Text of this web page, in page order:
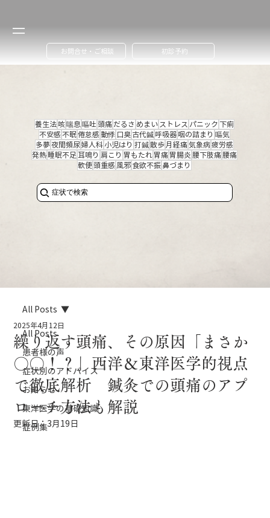
お問合せ・ご相談 初診予約
養生法 咳喘息 嘔吐 頭痛 だるさ めまい ストレス パニック 下痢
不安感 不眠倦怠感 動悸 口臭 古代鍼 呼吸器 咽の詰まり 嘔気
多夢夜間頻尿 婦人科 小児はり 打鍼散歩 月経痛気象病疲労感
発熱 睡眠不足 耳鳴り 肩こり 胃もたれ 胃痛 胃腸炎 腰下肢痛 腰痛
軟便 頭重感 風邪 食欲不振 鼻づまり
症状で検索
All Posts
患者様の声
症状別のアドバイス
お知らせ
東洋医学の基礎知識
症例集
All Posts
繰り返す頭痛、その原因「まさか
〇〇！？」西洋＆東洋医学的視点
で徹底解析 鍼灸での頭痛のアプ
ローチ方法も解説
2025年4月12日
更新日：3月19日